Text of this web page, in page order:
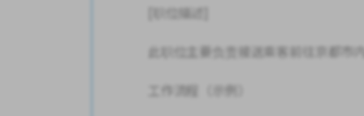
[职位描述]
此职位主要负责接送乘客前往京都市内
工作流程（示例）